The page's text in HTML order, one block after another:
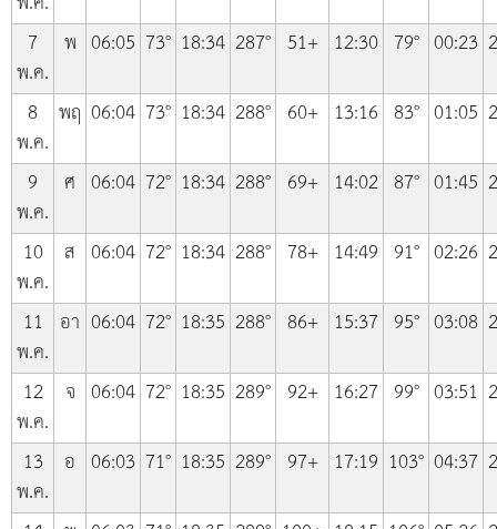
7
พ.ค.
พ 06:05 73° 18:34 287° 51+ 12:30 79° 00:23
8
พ.ค.
พฤ 06:04 73° 18:34 288° 60+ 13:16 83° 01:05
9
พ.ค.
ศ 06:04 72° 18:34 288° 69+ 14:02 87° 01:45
10
พ.ค.
ส 06:04 72° 18:34 288° 78+ 14:49 91° 02:26
11
พ.ค.
อา 06:04 72° 18:35 288° 86+ 15:37 95° 03:08
12
พ.ค.
จ 06:04 72° 18:35 289° 92+ 16:27 99° 03:51
13
พ.ค.
อ 06:03 71° 18:35 289° 97+ 17:19 103° 04:37